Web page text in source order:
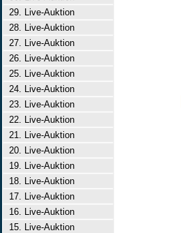
29. Live-Auktion
28. Live-Auktion
27. Live-Auktion
26. Live-Auktion
25. Live-Auktion
24. Live-Auktion
23. Live-Auktion
22. Live-Auktion
21. Live-Auktion
20. Live-Auktion
19. Live-Auktion
18. Live-Auktion
17. Live-Auktion
16. Live-Auktion
15. Live-Auktion